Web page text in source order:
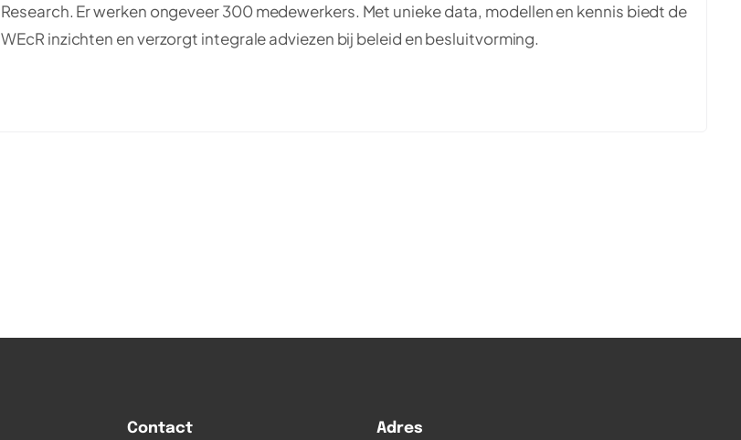
Research. Er werken ongeveer 300 medewerkers. Met unieke data, modellen en kennis biedt de
WEcR inzichten en verzorgt integrale adviezen bij beleid en besluitvorming.
Contact Adres